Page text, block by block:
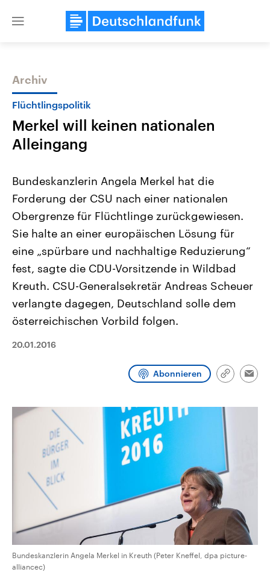
Close
Themen
Landtagswahl Sachsen-Anhalt
2026
Alle Informationen
Sachsen-Anhalt wählt am 6.
September 2026 einen neuen
Landtag. Seit 2021 wird das
Bundesland von einer Koalition aus
CDU, SPD und FDP regiert.-
Umfragen, Prognosen,
Wahlprogramme, aktuelle Berichte
und Hintergründe zu den Parteien
und Kandidaten der anstehenden
Wahl.
USA
Aktuelle Beiträge,
Hintergründe
Wirtschaftlich und
gehören die Vereinigten
den mächtigsten Ländern
mit großem Einfluss auf
Sendungen Programm Podcasts
Archiv
Flüchtlingspolitik
Merkel will keinen nationalen
Alleingang
Bundeskanzlerin Angela Merkel hat die
Forderung der CSU nach einer nationalen
Obergrenze für Flüchtlinge zurückgewiesen.
Sie halte an einer europäischen Lösung für
eine „spürbare und nachhaltige Reduzierung“
fest, sagte die CDU-Vorsitzende in Wildbad
Kreuth. CSU-Generalsekretär Andreas Scheuer
verlangte dagegen, Deutschland solle dem
österreichischen Vorbild folgen.
20.01.2016
Abonnieren
Link
Bundeskanzlerin Angela Merkel in Kreuth (Peter Kneffel, dpa picture-
alliancec)